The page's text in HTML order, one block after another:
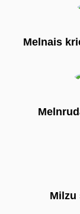
Melnais
Milzu